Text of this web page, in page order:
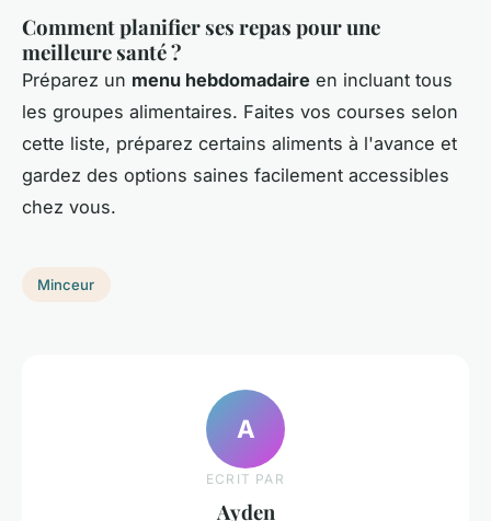
Comment planifier ses repas pour une
meilleure santé ?
Préparez un menu hebdomadaire en incluant tous
les groupes alimentaires. Faites vos courses selon
cette liste, préparez certains aliments à l'avance et
gardez des options saines facilement accessibles
chez vous.
Minceur
A
ECRIT PAR
Ayden